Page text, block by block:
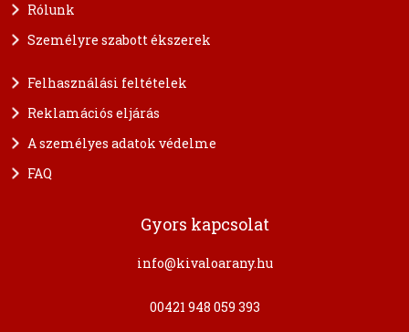
Rólunk
Személyre szabott ékszerek
Felhasználási feltételek
Reklamációs eljárás
A személyes adatok védelme
FAQ
Gyors kapcsolat
info@kivaloarany.hu
00421 948 059 393